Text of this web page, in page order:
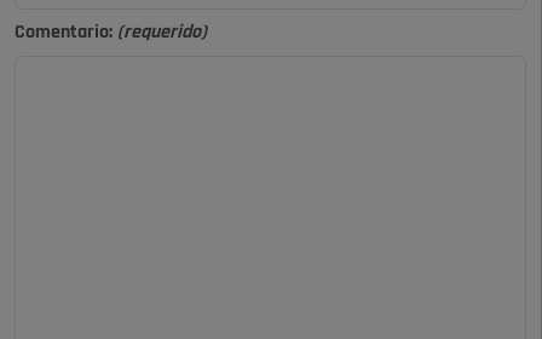
Comentario: (requerido)